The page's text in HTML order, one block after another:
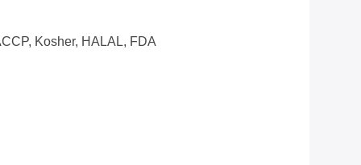
Kosher, HALAL, FDA